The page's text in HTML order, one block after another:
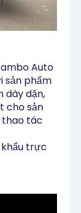
Auto
sản phẩm
dày dặn,
cho sản
thao tác
trực